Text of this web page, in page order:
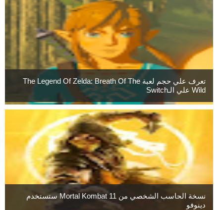
تعرف علي حجم لعبة The Legend Of Zelda: Breath Of The
Wild علي الـSwitch
نسخة الحاسب الشخصي من Mortal Kombat 11 ستستخدم
دينوفو